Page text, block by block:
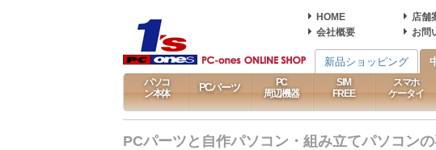
HOME 店舗
会社概要
お問
新品ショッピング
パソコ
ン本体
PCパーツ
PC
周辺機器
SIM
FREE
スマホ
ケータイ
PCパーツと自作パソコン・組み立てパソコン